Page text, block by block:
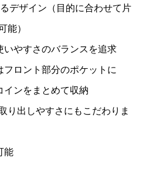
お
二
つ
折
り
：全国共通で1日程度
らの手渡し
デザイン（目的に合わせて片
能）
いやすさのバランスを追求
フロント部分のポケットに
インをまとめて収納
り出しやすさにもこだわりま
能